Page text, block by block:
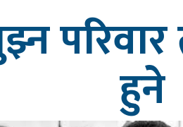
परिवार
हुने